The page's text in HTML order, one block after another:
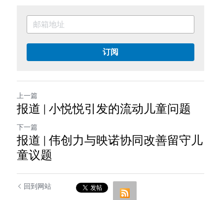
订阅
上一篇
报道 | 小悦悦引发的流动儿童问题
下一篇
报道 | 伟创力与映诺协同改善留守儿
童议题
回到网站